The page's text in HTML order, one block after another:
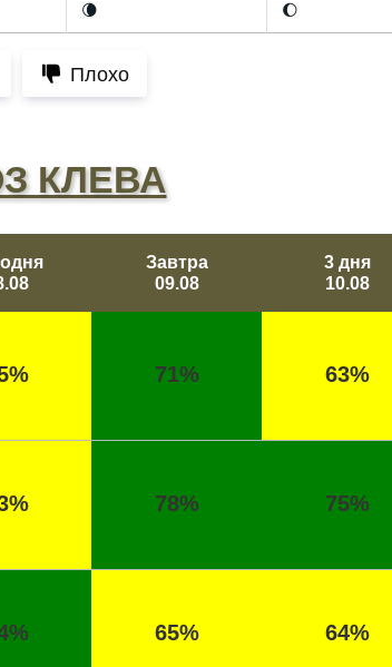
🌘 🌔
Плохо
КЛЕВА
Завтра
09.08
3 дня
10.08
71% 63%
78% 75%
65% 64%